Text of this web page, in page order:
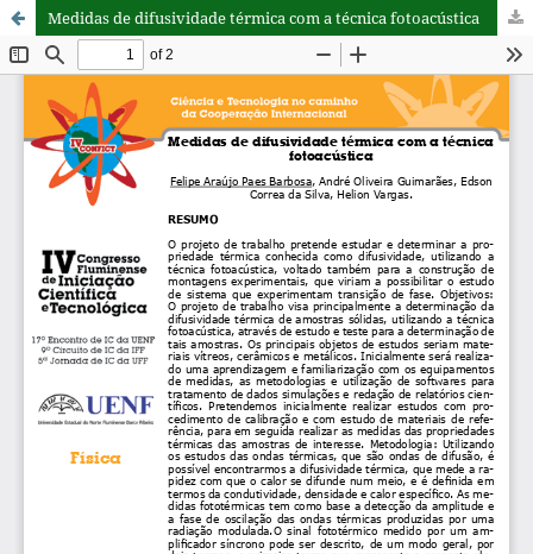
Medidas de difusividade térmica com a técnica fotoacústica